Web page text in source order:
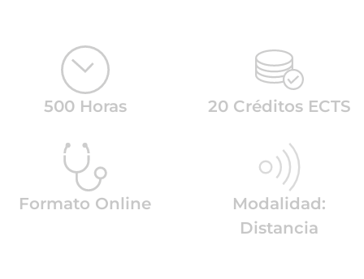
500 Horas 20 Créditos ECTS
Formato Online
Modalidad:
Distancia